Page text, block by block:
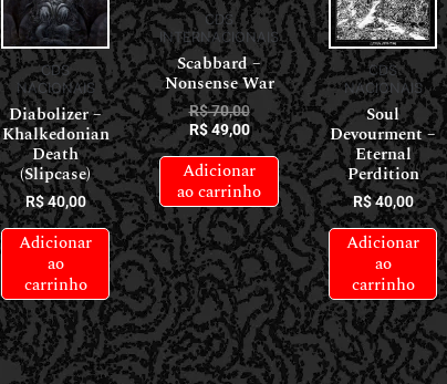
CDS
NACIONAIS
Diabolizer –
Khalkedonian
Death
(Slipcase)
R$40,00
Adicionar
ao
carrinho
CDS
INTERNACIONAIS
Scabbard –
Nonsense War
R$70,00
R$49,00
Adicionar
ao carrinho
CDS
NACIONAIS
Soul
Devourment –
Eternal
Perdition
R$40,00
Adicionar
ao
carrinho